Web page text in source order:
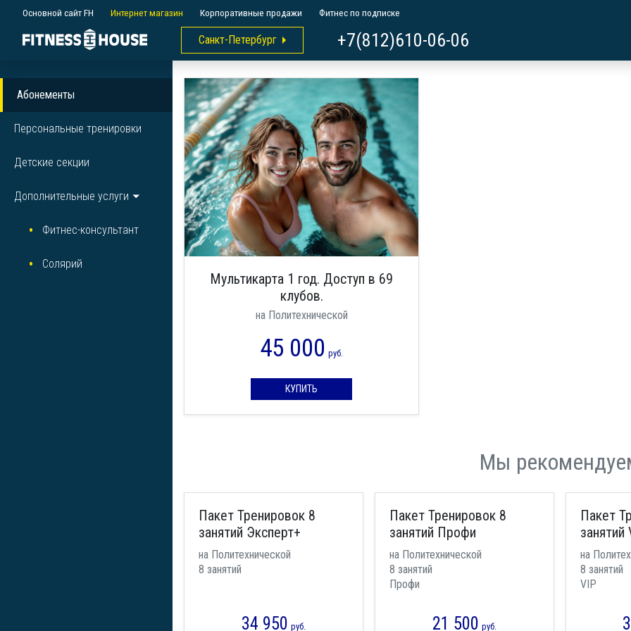
Основной сайт FH Интернет магазин Корпоративные продажи Фитнес по подписке
Санкт-Петербург +7(812)610-06-06
Абонементы
Персональные тренировки
Детские секции
Дополнительные услуги
Фитнес-консультант
Солярий
Мультикарта 1 год. Доступ в 69
клубов.
на Политехнической
45 000 руб.
КУПИТЬ
Мы
Пакет Тренировок 8
занятий Эксперт+
на Политехнической
8 занятий
34 950 руб.
Пакет Тренировок 8
занятий Профи
на Политехнической
8 занятий
Профи
21 500 руб.
Пакет
занятий
на
8 занятий
VIP